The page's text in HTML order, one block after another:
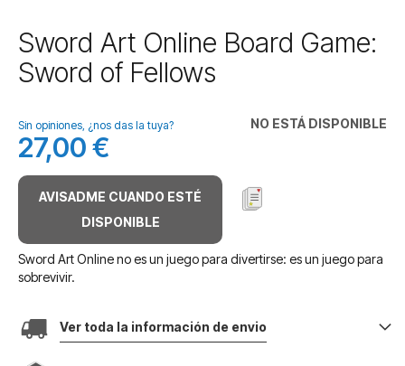
Saltar
al
comienzo
galería
de
imágenes
Sword Art Online Board Game:
Sword of Fellows
NO ESTÁ DISPONIBLE
Sin opiniones, ¿nos das la tuya?
27,00 €
AVISADME CUANDO ESTÉ
DISPONIBLE
Sword Art Online no es un juego para divertirse: es un juego para
sobrevivir.
Ver toda la información de envio